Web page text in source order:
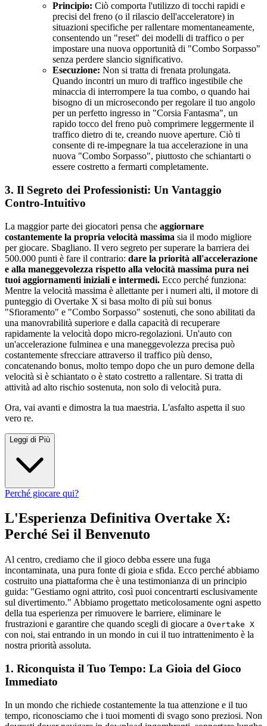
Principio: Ciò comporta l'utilizzo di tocchi rapidi e
precisi del freno (o il rilascio dell'acceleratore) in
situazioni specifiche per rallentare momentaneamente,
consentendo un "reset" dei modelli di traffico o per
impostare una nuova opportunità di "Combo Sorpasso"
senza perdere slancio significativo.
Esecuzione: Non si tratta di frenata prolungata.
Quando incontri un muro di traffico ingestibile che
minaccia di interrompere la tua combo, o quando hai
bisogno di un microsecondo per regolare il tuo angolo
per un perfetto ingresso in "Corsia Fantasma", un
rapido tocco del freno può comprimere leggermente il
traffico dietro di te, creando nuove aperture. Ciò ti
consente di re-impegnare la tua accelerazione in una
nuova "Combo Sorpasso", piuttosto che schiantarti o
essere costretto a fermarti completamente.
3. Il Segreto dei Professionisti: Un Vantaggio
Contro-Intuitivo
La maggior parte dei giocatori pensa che aggiornare
costantemente la propria velocità massima sia il modo migliore
per giocare. Sbagliano. Il vero segreto per superare la barriera dei
500.000 punti è fare il contrario: dare la priorità all'accelerazione
e alla maneggevolezza rispetto alla velocità massima pura nei
tuoi aggiornamenti iniziali e intermedi. Ecco perché funziona:
Mentre la velocità massima è allettante per i numeri alti, il motore di
punteggio di Overtake X si basa molto di più sui bonus
"Sfioramento" e "Combo Sorpasso" sostenuti, che sono abilitati da
una manovrabilità superiore e dalla capacità di recuperare
rapidamente la velocità dopo micro-regolazioni. Un'auto con
un'accelerazione fulminea e una maneggevolezza precisa può
costantemente sfrecciare attraverso il traffico più denso,
concatenando bonus, molto tempo dopo che un puro demone della
velocità si è schiantato o è stato costretto a rallentare. Si tratta di
attività ad alto rischio sostenuta, non solo di velocità pura.
Ora, vai avanti e dimostra la tua maestria. L'asfalto aspetta il suo
vero re.
Leggi di Più
Perché giocare qui?
L'Esperienza Definitiva Overtake X:
Perché Sei il Benvenuto
Al centro, crediamo che il gioco debba essere una fuga
incontaminata, una pura fonte di gioia e sfida. Ecco perché abbiamo
costruito una piattaforma che è una testimonianza di un principio
guida: "Gestiamo ogni attrito, così puoi concentrarti esclusivamente
sul divertimento." Abbiamo progettato meticolosamente ogni aspetto
della tua esperienza per rimuovere le barriere, eliminare le
frustrazioni e garantire che quando scegli di giocare a Overtake X
con noi, stai entrando in un mondo in cui il tuo intrattenimento è la
nostra priorità assoluta.
1. Riconquista il Tuo Tempo: La Gioia del Gioco
Immediato
In un mondo che richiede costantemente la tua attenzione e il tuo
tempo, riconosciamo che i tuoi momenti di svago sono preziosi. Non